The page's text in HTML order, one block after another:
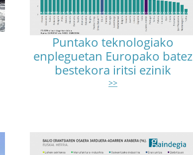
Puntako teknologiako
enpleguetan Europako batez
bestekora iritsi ezinik
>>